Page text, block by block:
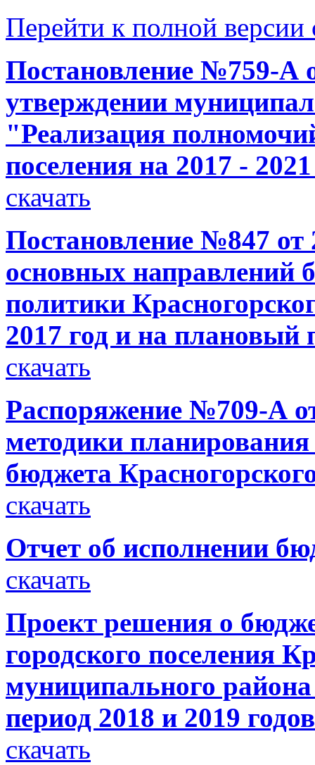
Перейти к полной версии
Постановление №759-А
утверждении
"Реализация
поселения на 2017 -
скачать
Постановление №847 от
основных направлений
политики
2017 год и на плановый
скачать
Распоряжение №709-А
методики
бюджета
скачать
Отчет об исполнении
скачать
Проект решения о
городского поселения
муниципального
период 2018 и 2019 годов
скачать